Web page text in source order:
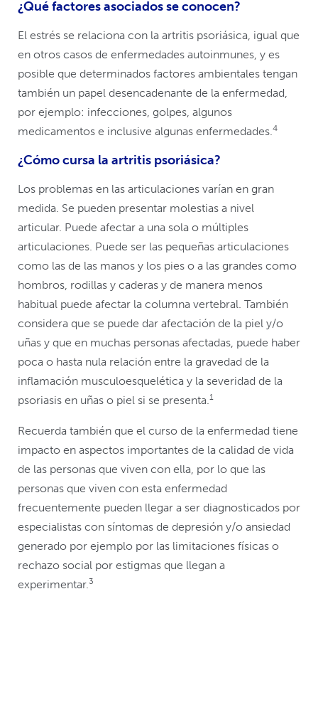
¿Qué factores asociados se conocen?
El estrés se relaciona con la artritis psoriásica, igual que
en otros casos de enfermedades autoinmunes, y es
posible que determinados factores ambientales tengan
también un papel desencadenante de la enfermedad,
por ejemplo: infecciones, golpes, algunos
medicamentos e inclusive algunas enfermedades. 4
¿Cómo cursa la artritis psoriásica?
Los problemas en las articulaciones varían en gran
medida. Se pueden presentar molestias a nivel
articular. Puede afectar a una sola o múltiples
articulaciones. Puede ser las pequeñas articulaciones
como las de las manos y los pies o a las grandes como
hombros, rodillas y caderas y de manera menos
habitual puede afectar la columna vertebral. También
considera que se puede dar afectación de la piel y/o
uñas y que en muchas personas afectadas, puede haber
poca o hasta nula relación entre la gravedad de la
inflamación musculoesquelética y la severidad de la
psoriasis en uñas o piel si se presenta. 1
Recuerda también que el curso de la enfermedad tiene
impacto en aspectos importantes de la calidad de vida
de las personas que viven con ella, por lo que las
personas que viven con esta enfermedad
frecuentemente pueden llegar a ser diagnosticados por
especialistas con síntomas de depresión y/o ansiedad
generado por ejemplo por las limitaciones físicas o
rechazo social por estigmas que llegan a
experimentar. 3